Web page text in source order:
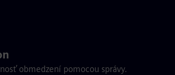
obmedzení pomocou správy.